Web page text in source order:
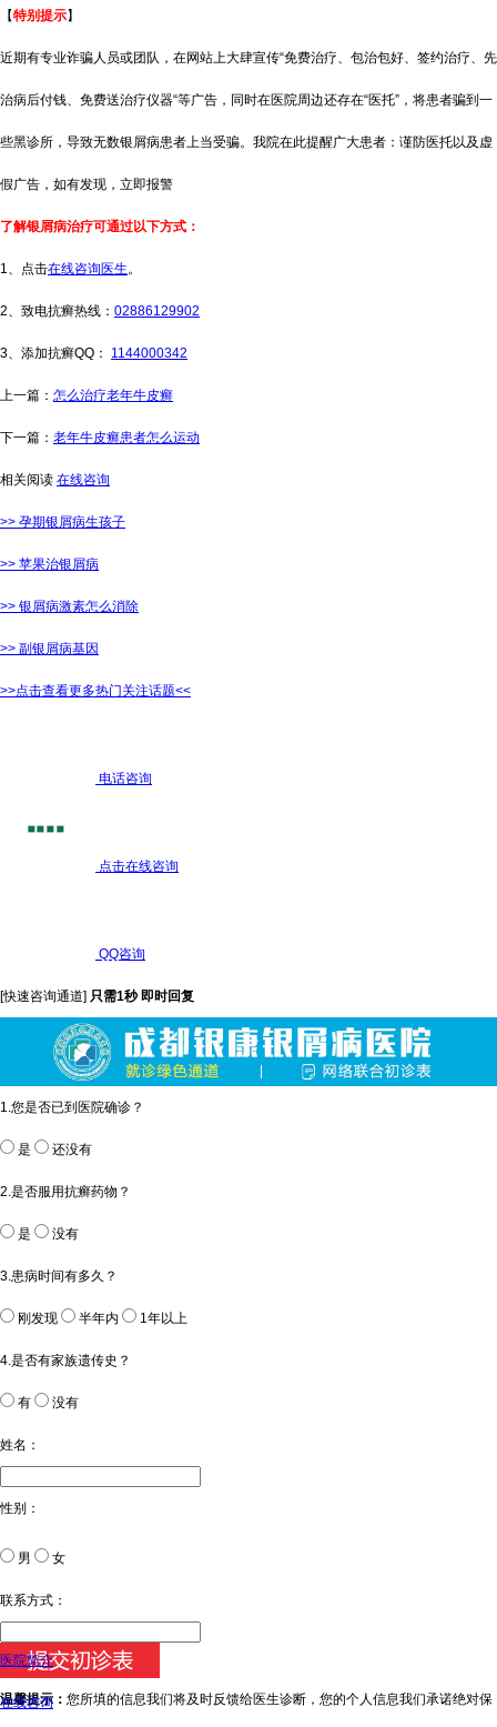
【特别提示】
近期有专业诈骗人员或团队，在网站上大肆宣传“免费治疗、包治包好、签约治疗、先
治病后付钱、免费送治疗仪器“等广告，同时在医院周边还存在“医托”，将患者骗到一
些黑诊所，导致无数银屑病患者上当受骗。我院在此提醒广大患者：谨防医托以及虚
假广告，如有发现，立即报警
了解银屑病治疗可通过以下方式：
1、点击在线咨询医生。
2、致电抗癣热线： 02886129902
3、添加抗癣QQ： 1144000342
上一篇： 怎么治疗老年牛皮癣
下一篇： 老年牛皮癣患者怎么运动
相关阅读 在线咨询
>> 孕期银屑病生孩子
>> 苹果治银屑病
>> 银屑病激素怎么消除
>> 副银屑病基因
>>点击查看更多热门关注话题<<
电话咨询
点击在线咨询
QQ咨询
[快速咨询通道] 只需1秒 即时回复
1.您是否已到医院确诊？
是 还没有
2.是否服用抗癣药物？
是 没有
3.患病时间有多久？
刚发现 半年内 1年以上
4.是否有家族遗传史？
有 没有
姓名：
性别：
男 女
今天日期：
联系方式：
温馨提示： 您所填的信息我们将及时反馈给医生诊断，您的个人信息我们承诺绝对保
医院简介
在线咨询